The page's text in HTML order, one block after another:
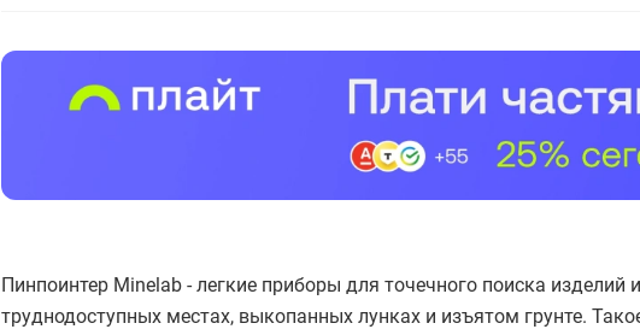
Пинпоинтер Minelab - легкие приборы для точечного поиска
труднодоступных местах, выкопанных лунках и изъятом грунте.